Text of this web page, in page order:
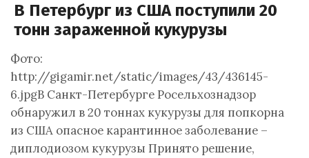
В Петербург из США поступили 20
тонн зараженной кукурузы
Фото:
http://gigamir.net/static/images/43/436145-
6.jpgВ Санкт-Петербурге Росельхознадзор
обнаружил в 20 тоннах кукурузы для попкорна
из США опасное карантинное заболевание –
диплодиозом кукурузы Принято решение,